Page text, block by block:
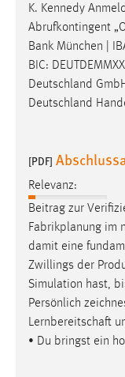
K. Kennedy
Abrufkontingent
Bank München |
BIC:
Deutschland
Deutschland
[PDF]
Relevanz:
Beitrag zur
Fabrikplanung im
damit eine
Zwillings der
Simulation hast,
Persönlich
Lernbereitschaft
• Du bringst ein